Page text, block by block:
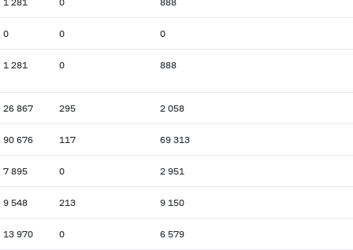
0 0 0
1 281 0 888
26 867 295 2 058
90 676 117 69 313
7 895 0 2 951
9 548 213 9 150
13 970 0 6 579